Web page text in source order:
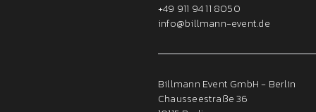
+49 911 94 11 8050
info@billmann-event.de
Billmann Event GmbH - Berlin
Chausseestraße 36